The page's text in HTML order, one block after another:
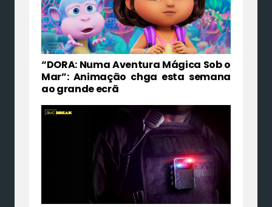
“DORA: Numa Aventura Mágica Sob o
Mar”: Animação chga esta semana
ao grande ecrã